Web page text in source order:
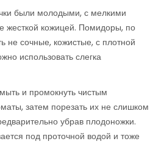
были молодыми, с мелкими
жесткой кожицей. Помидоры, по
не сочные, кожистые, с плотной
использовать слегка
и промокнуть чистым
затем порезать их не слишком
убрав плодоножки.
под проточной водой и тоже